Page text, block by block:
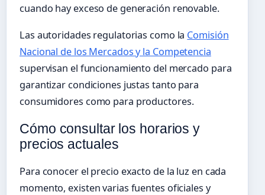
cuando hay exceso de generación renovable.
Las autoridades regulatorias como la Comisión
Nacional de los Mercados y la Competencia
supervisan el funcionamiento del mercado para
garantizar condiciones justas tanto para
consumidores como para productores.
Cómo consultar los horarios y
precios actuales
Para conocer el precio exacto de la luz en cada
momento, existen varias fuentes oficiales y